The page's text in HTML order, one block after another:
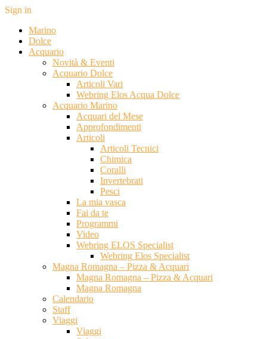
Sign in
Marino
Dolce
Acquario
Novità & Eventi
Acquario Dolce
Articoli Vari
Webring Elos Acqua Dolce
Acquario Marino
Acquari del Mese
Approfondimenti
Articoli
Articoli Tecnici
Chimica
Coralli
Invertebrati
Pesci
La mia vasca
Fai da te
Programmi
Video
Webring ELOS Specialist
Webring Elos Specialist
Magna Romagna – Pizza & Acquari
Magna Romagna – Pizza & Acquari
Magna Romagna
Calendario
Staff
Viaggi
Viaggi